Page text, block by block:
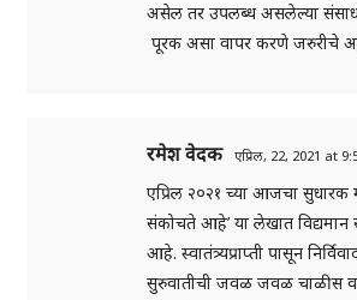
असेल तर उपलब्ध असलेल्या
पूरक असा वापर करणे जरुरीचे
रमेश वेदक एप्रिल, 22, 2021 at
एप्रिल २०२१ च्या आजचा सुधारक
संकोचते आहे’ या लेखात विद्यमान
आहे. स्वातंत्र्यप्राप्ती पासून
सुरुवातीची जवळ जवळ चाळीस